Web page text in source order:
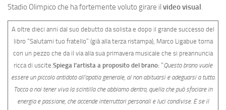
Stadio Olimpico che ha fortemente voluto girare il video visual.
A oltre dieci anni dal suo debutto da solista e dopo il grande successo del
libro “Salutami tuo fratello” (già alla terza ristampa), Marco Ligabue torna
con un pezzo che da il via alla sua primavera musicale che si preannuncia
ricca di uscite. Spiega l’artista a proposito del brano: “Questo brano vuole
essere un piccolo antidoto all’apatia generale, al non abituarsi e adeguarsi a tutto.
Tocca a noi tener viva la scintilla che abbiamo dentro, quella che può sfociare in
energia e passione, che accende interruttori personali e luci condivise. E se il